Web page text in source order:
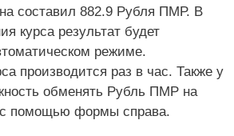
составил 882.9 Рубля ПМР. В
курса результат будет
режиме.
производится раз в час. Также у
обменять Рубль ПМР на
помощью формы справа.